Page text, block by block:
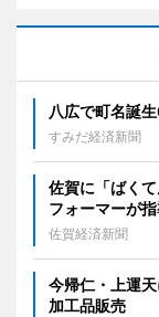
八広で町名誕
すみだ経済新聞
佐賀に「ばく
フォーマーが
佐賀経済新聞
今帰仁・上運
加工品販売